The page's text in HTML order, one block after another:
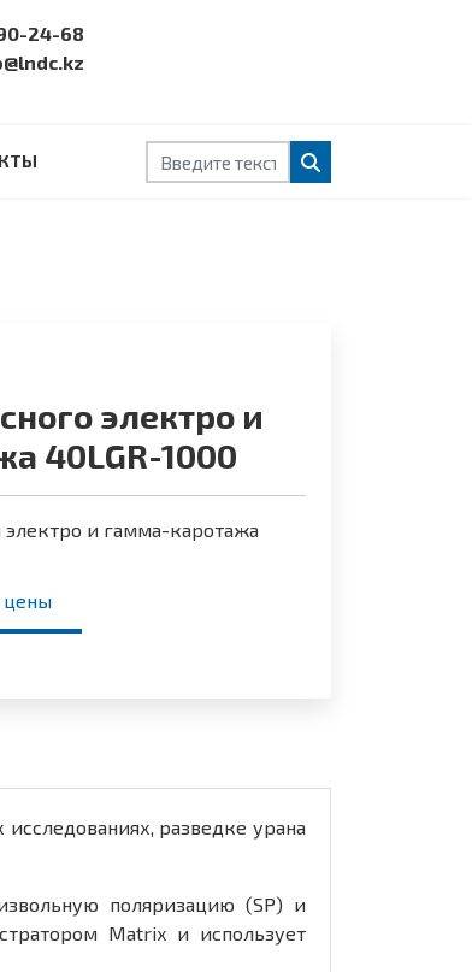
24-68
Поиск
электро и
40LGR-1000
и гамма-каротажа
цены
разведке урана
поляризацию (SP) и
Matrix и использует